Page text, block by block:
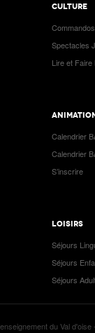
CULTURE
Spectacles
Lire et Faire
Calendrier
Calendrier
S’inscrire
LOISIRS
Séjours
Séjours
Séjours
du Val d'oise